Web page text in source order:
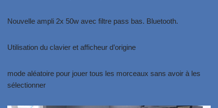
Nouvelle ampli 2x 50w avec filtre pass bas. Bluetooth.
Utilisation du clavier et afficheur d’origine
mode aléatoire pour jouer tous les morceaux sans avoir à les
sélectionner